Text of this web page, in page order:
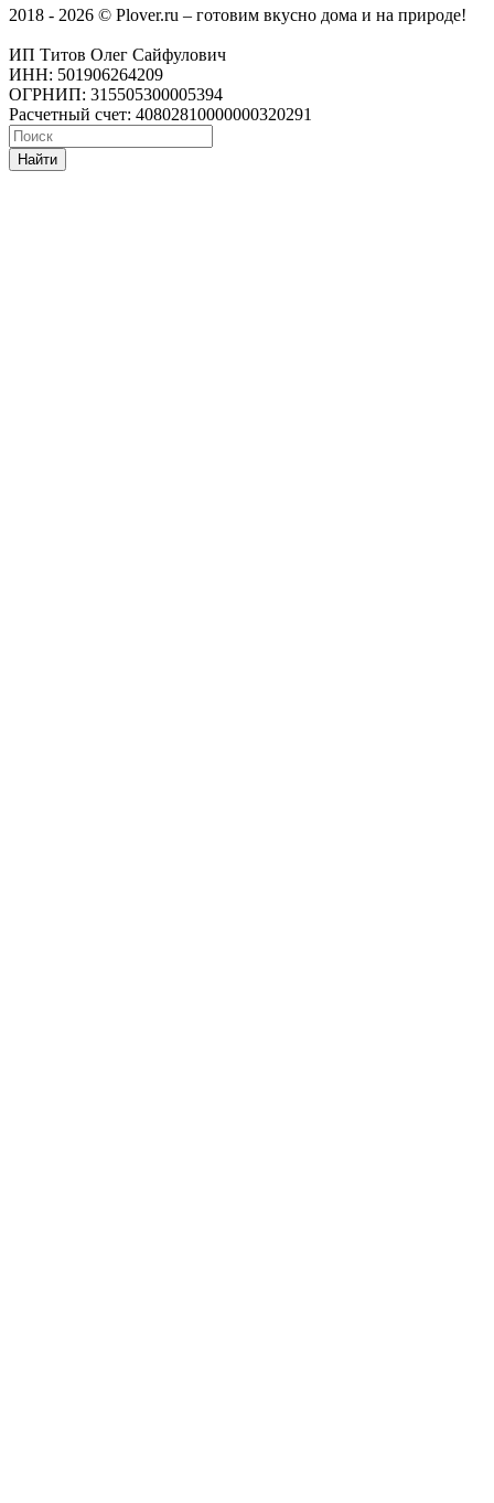
2018 - 2026 © Plover.ru – готовим вкусно дома и на природе!
ИП Титов Олег Сайфулович
ИНН: 501906264209
ОГРНИП: 315505300005394
Расчетный счет: 40802810000000320291
Найти